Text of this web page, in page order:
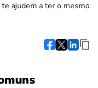
ajudem a ter o mesmo